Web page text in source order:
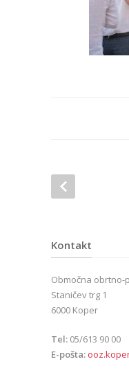
Kontakt
Območna
Staničev trg 1
6000 Koper
Tel: 05/613 90 00
E-pošta: